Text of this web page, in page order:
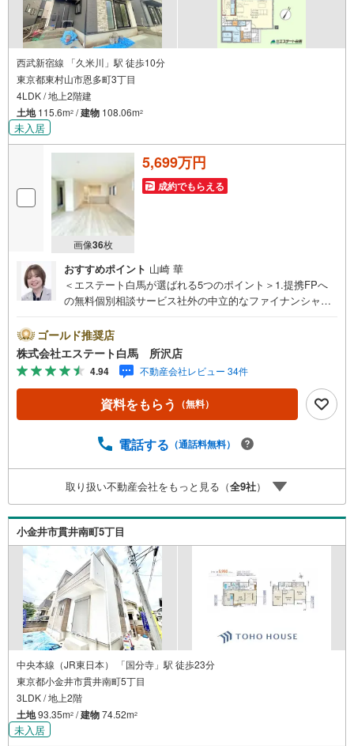
西武新宿線 「久米川」駅 徒歩10分
東京都東村山市恩多町3丁目
4LDK / 地上2階建
土地115.6m2 /建物 108.06m2
未入居
画像36枚
5,699万円
成約でもらえる
おすすめポイント 山崎 華
＜エステート白馬が選ばれる5つのポイント＞1.提携FPへ
の無料個別相談サービス社外の中立的なファイナンシャル
や学費等も含めてシミュレーションをご提案できます2.物
件情報が豊富所沢市を中心にたくさんの情報をご用意して
おります。インターネット広告前の物件も多数取り揃えて
おります。お客様のご希望エリアをお申し付けください。
3.自社グループでリフォーム、新築請負所沢店の3階はリフ
ォーム、注文建築部門の相談スペースです。一級建築士を
て、リフォームや注文建築についてご相談頂けます4.年中
～19:00 この時間はお電話でのお問合わせがスムーズです
5.お子様連れでおこしくださいキッズスペース、授乳室、
オムツ替えベッド、アンパンマンジュースをご用意してお
ります。ご見学ご希望の方は、右上の“室内・現地を見学す
る（無料）をボタンからご予約ください。
ゴールド推奨店
株式会社エステート白馬 所沢店
4.94 不動産会社レビュー 34件
資料をもらう （無料）
電話する （通話料無料）
取り扱い不動産会社をもっと見る（全9社）
小金井市貫井南町5丁目
中央本線（JR東日本） 「国分寺」駅 徒歩23分
東京都小金井市貫井南町5丁目
3LDK / 地上2階
土地93.35m2 /建物74.52m2
未入居